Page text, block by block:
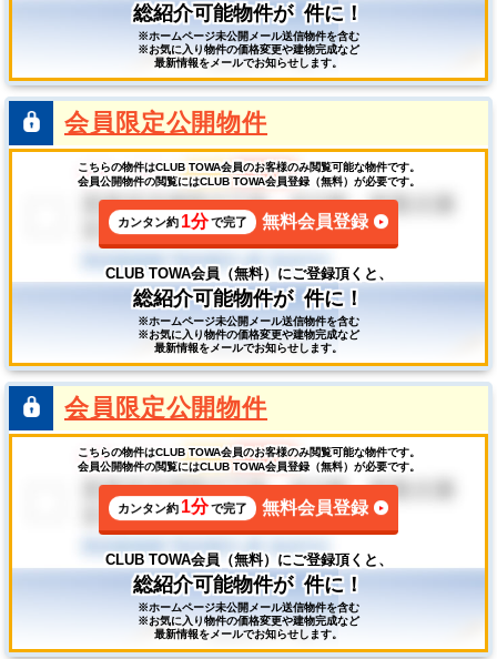
総紹介可能物件が 件に！
※ホームページ未公開メール送信物件を含む
※お気に入り物件の価格変更や建物完成など
最新情報をメールでお知らせします。
会員限定公開物件
こちらの物件はCLUB TOWA会員のお客様のみ閲覧可能な物件です。
会員公開物件の閲覧にはCLUB TOWA会員登録（無料）が必要です。
カンタン約 1分で完了 無料会員登録
CLUB TOWA会員（無料）にご登録頂くと、
総紹介可能物件が 件に！
※ホームページ未公開メール送信物件を含む
※お気に入り物件の価格変更や建物完成など
最新情報をメールでお知らせします。
会員限定公開物件
こちらの物件はCLUB TOWA会員のお客様のみ閲覧可能な物件です。
会員公開物件の閲覧にはCLUB TOWA会員登録（無料）が必要です。
カンタン約 1分で完了 無料会員登録
CLUB TOWA会員（無料）にご登録頂くと、
総紹介可能物件が 件に！
※ホームページ未公開メール送信物件を含む
※お気に入り物件の価格変更や建物完成など
最新情報をメールでお知らせします。